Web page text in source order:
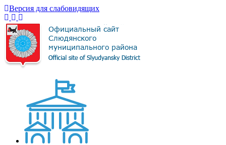
Версия для слабовидящих